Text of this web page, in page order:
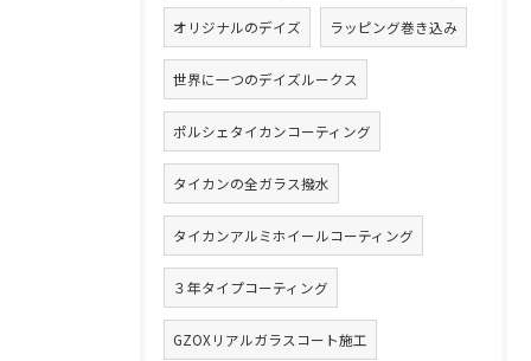
オリジナルのデイズ ラッピング巻き込み
世界に一つのデイズルークス
ポルシェタイカンコーティング
タイカンの全ガラス撥水
タイカンアルミホイールコーティング
３年タイプコーティング
GZOXリアルガラスコート施工